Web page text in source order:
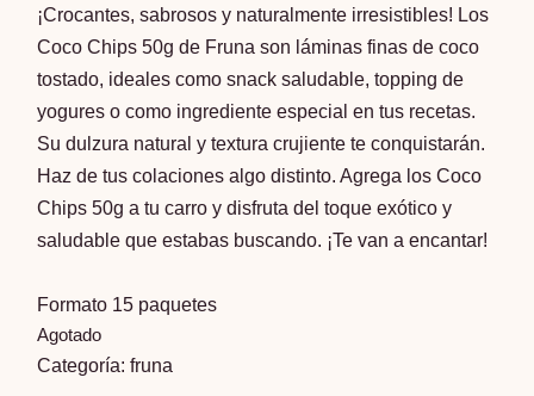
¡Crocantes, sabrosos y naturalmente irresistibles! Los
Coco Chips 50g de Fruna son láminas finas de coco
tostado, ideales como snack saludable, topping de
yogures o como ingrediente especial en tus recetas.
Su dulzura natural y textura crujiente te conquistarán.
Haz de tus colaciones algo distinto. Agrega los Coco
Chips 50g a tu carro y disfruta del toque exótico y
saludable que estabas buscando. ¡Te van a encantar!
Formato 15 paquetes
Agotado
Categoría:fruna